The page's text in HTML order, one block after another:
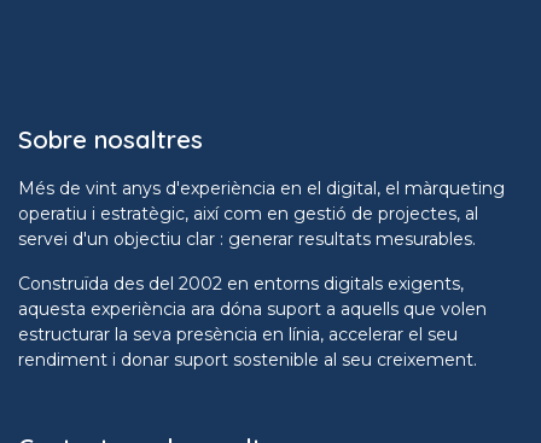
Sobre nosaltres
Més de vint anys d'experiència en el digital, el màrqueting
operatiu i estratègic, així com en gestió de projectes, al
servei d'un objectiu clar : generar resultats mesurables.
Construïda des del 2002 en entorns digitals exigents,
aquesta experiència ara dóna suport a aquells que volen
estructurar la seva presència en línia, accelerar el seu
rendiment i donar suport sostenible al seu creixement.